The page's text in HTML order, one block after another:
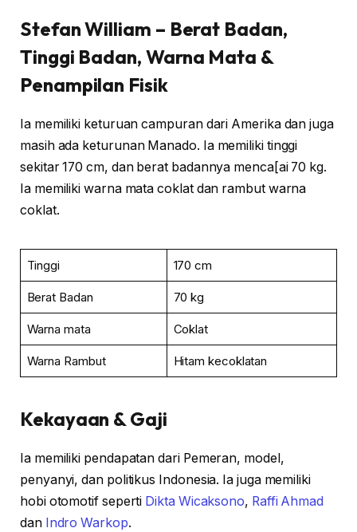
Stefan William – Berat Badan,
Tinggi Badan, Warna Mata &
Penampilan Fisik
Ia memiliki keturuan campuran dari Amerika dan juga
masih ada keturunan Manado. Ia memiliki tinggi
sekitar 170 cm, dan berat badannya menca[ai 70 kg.
Ia memiliki warna mata coklat dan rambut warna
coklat.
Tinggi 170 cm
Berat Badan 70 kg
Warna mata Coklat
Warna Rambut Hitam kecoklatan
Kekayaan & Gaji
Ia memiliki pendapatan dari Pemeran, model,
penyanyi, dan politikus Indonesia. Ia juga memiliki
hobi otomotif seperti Dikta Wicaksono, Raffi Ahmad
dan Indro Warkop.